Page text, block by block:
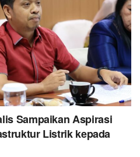
Sampaikan Aspirasi
Listrik kepada